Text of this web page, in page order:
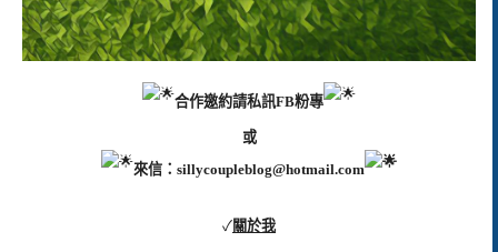
合作邀約請私訊FB粉專
或
來信： sillycoupleblog@hotmail.com
✓關於我